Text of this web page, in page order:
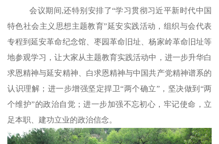
会议期 间,还特别安排了“学习贯彻习近平新时代中国
特色社会主义思想主题教育”延安实践活动，组织与会代表
专程到延安革命纪念馆、枣园革命旧址、杨家岭革命旧址等
地参观学习，让大家从主题教育实践活动中，进一步升华白
求恩精神与延安精神、白求恩精神与中国共产党精神谱系的
认识理解；进一步增强坚定捍卫“两个确立”，坚决做到“两
个维护”的政治自觉；进一步加强不忘初心，牢记使命，立
足本职、建功立业的政治信念。